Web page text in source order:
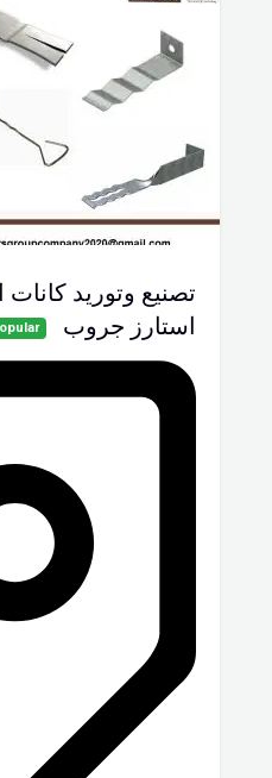
تصنيع وتوريد
استارز جروب